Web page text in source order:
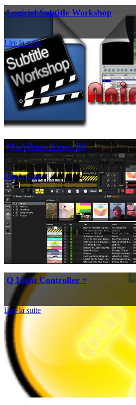
Logiciel Subtitle Workshop
Lire la suite
MixVibes : Cross DJ
Lire la suite
Q Light Controller +
Lire la suite